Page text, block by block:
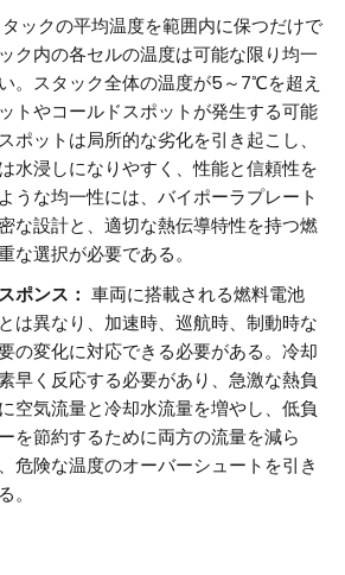
ックの平均温度を範囲内に保つだけで
ク内の各セルの温度は可能な限り均一
。スタック全体の温度が5～7℃を超え
トやコールドスポットが発生する可能
ポットは局所的な劣化を引き起こし、
水浸しになりやすく、性能と信頼性を
うな均一性には、バイポーラプレート
な設計と、適切な熱伝導特性を持つ燃
な選択が必要である。
ポンス： 車両に搭載される燃料電池
は異なり、加速時、巡航時、制動時な
の変化に対応できる必要がある。冷却
早く反応する必要があり、急激な熱負
空気流量と冷却水流量を増やし、低負
を節約するために両方の流量を減ら
危険な温度のオーバーシュートを引き
。